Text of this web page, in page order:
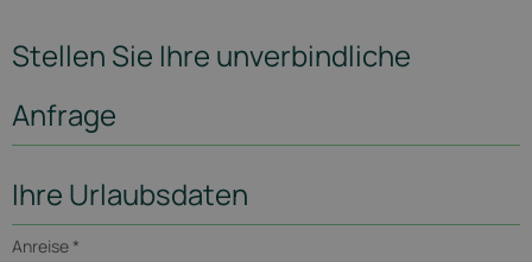
Stellen Sie Ihre unverbindliche
Anfrage
Ihre Urlaubsdaten
Anreise *